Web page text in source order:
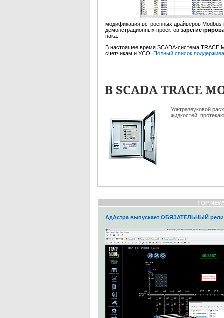
модификация встроенных драйверов
демонстрационных проектов
пака.
В настоящее время SCADA-система TRACE
счетчикам и УСО. Полный список
В SCADA TRACE
Ультразвуковой
жидкостей,
TOP
АдАстра выпускает ОБЯЗАТЕЛЬНЫЙ релиз